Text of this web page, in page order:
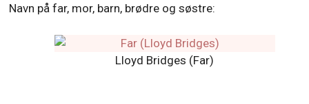
Navn på far, mor, barn, brødre og søstre:
Lloyd Bridges (Far)